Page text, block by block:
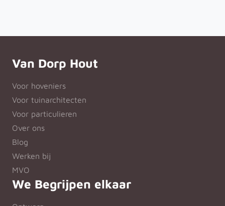
Van Dorp Hout
Voor hoveniers
Voor tuinarchitecten
Voor particulieren
Over ons
Blog
Werken bij
MVO
We Begrijpen elkaar